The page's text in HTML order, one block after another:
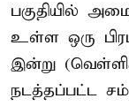
பகுதியில்
உள்ள ஒரு
இன்று
நடத்தப்பட்ட